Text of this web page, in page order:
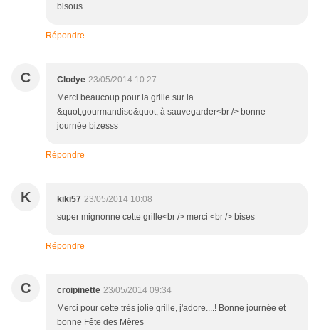
bisous
Répondre
C Clodye 23/05/2014 10:27
Merci beaucoup pour la grille sur la
&quot;gourmandise&quot; à sauvegarder<br /> bonne
journée bizesss
Répondre
K kiki57 23/05/2014 10:08
super mignonne cette grille<br /> merci <br /> bises
Répondre
C croipinette 23/05/2014 09:34
Merci pour cette très jolie grille, j'adore....! Bonne journée et
bonne Fête des Mères